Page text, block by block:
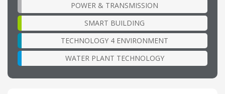
POWER & TRANSMISSION
SMART BUILDING
TECHNOLOGY 4 ENVIRONMENT
WATER PLANT TECHNOLOGY